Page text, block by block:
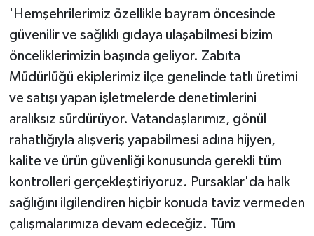
'Hemşehrilerimiz özellikle bayram öncesinde
güvenilir ve sağlıklı gıdaya ulaşabilmesi bizim
önceliklerimizin başında geliyor. Zabıta
Müdürlüğü ekiplerimiz ilçe genelinde tatlı üretimi
ve satışı yapan işletmelerde denetimlerini
aralıksız sürdürüyor. Vatandaşlarımız, gönül
rahatlığıyla alışveriş yapabilmesi adına hijyen,
kalite ve ürün güvenliği konusunda gerekli tüm
kontrolleri gerçekleştiriyoruz. Pursaklar'da halk
sağlığını ilgilendiren hiçbir konuda taviz vermeden
çalışmalarımıza devam edeceğiz. Tüm